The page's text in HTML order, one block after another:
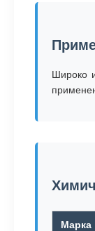
Широко
Марка